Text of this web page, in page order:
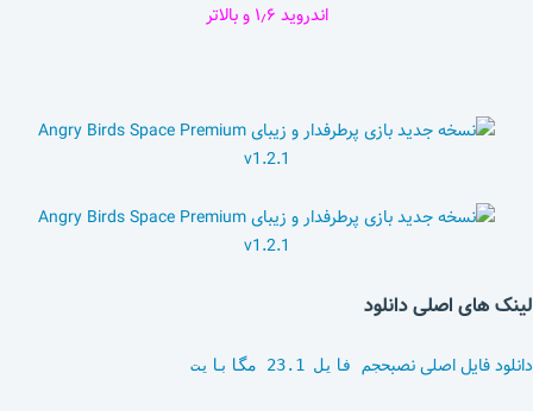
اندروید ۱٫۶ و بالاتر
لینک های اصلی دانلود
دانلود فایل اصلی نصبحجم فایل 23.1 مگابایت